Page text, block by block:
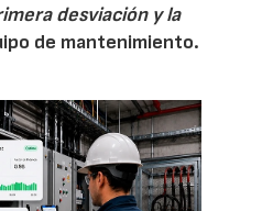
desviación y la
de mantenimiento.